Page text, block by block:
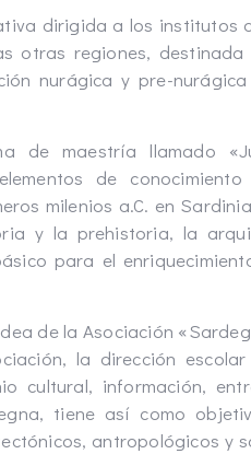
dirigida a los institutos
otras regiones,
nurágica y pre-
de maestría llamado
de
milenios a.C. en
y la prehistoria, la
para el
de la Asociación
la dirección
cultural, información,
tiene así como
antropológicos y